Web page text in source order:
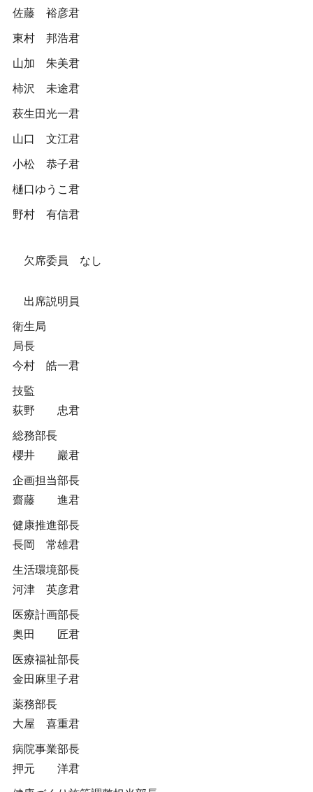
佐藤 裕彦君
東村 邦浩君
山加 朱美君
柿沢 未途君
萩生田光一君
山口 文江君
小松 恭子君
樋口ゆうこ君
野村 有信君
欠席委員 なし
出席説明員
衛生局
局長
今村 皓一君
技監
荻野 忠君
総務部長
櫻井 巖君
企画担当部長
齋藤 進君
健康推進部長
長岡 常雄君
生活環境部長
河津 英彦君
医療計画部長
奥田 匠君
医療福祉部長
金田麻里子君
薬務部長
大屋 喜重君
病院事業部長
押元 洋君